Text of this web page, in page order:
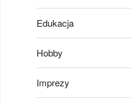
Edukacja
Hobby
Imprezy